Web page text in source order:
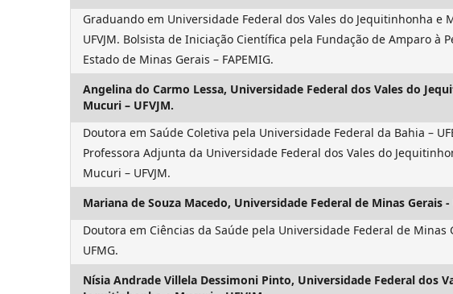
Graduando em Universidade Federal dos Vales do Jequitinhonha e
UFVJM. Bolsista de Iniciação Científica pela Fundação de Amparo à
Estado de Minas Gerais – FAPEMIG.
Angelina do Carmo Lessa, Universidade Federal dos Vales do
Mucuri – UFVJM.
Doutora em Saúde Coletiva pela Universidade Federal da Bahia –
Professora Adjunta da Universidade Federal dos Vales do
Mucuri – UFVJM.
Mariana de Souza Macedo, Universidade Federal de Minas Gerais -
Doutora em Ciências da Saúde pela Universidade Federal de Minas
UFMG.
Nísia Andrade Villela Dessimoni Pinto, Universidade Federal dos